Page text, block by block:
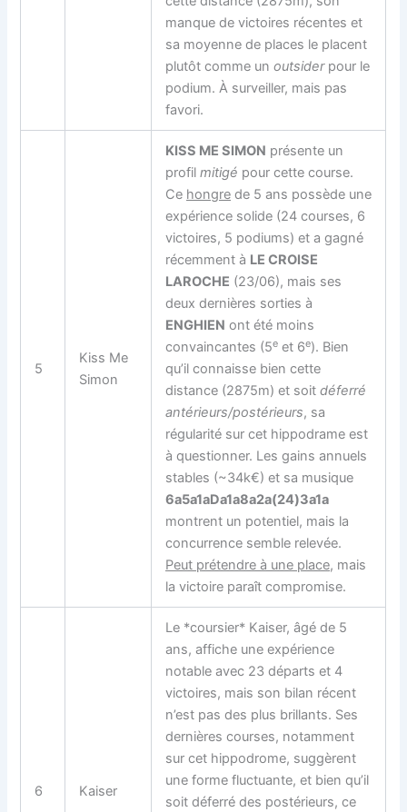
manque de victoires récentes et
sa moyenne de places le placent
plutôt comme unoutsiderpour le
podium. À surveiller, mais pas
favori.
5
Kiss Me
Simon
KISS ME SIMON présente un
profilmitigé pour cette course.
Ce hongre de 5 ans possède une
expérience solide (24 courses, 6
victoires, 5 podiums) et a gagné
récemment à LE CROISE
LAROCHE (23/06), mais ses
deux dernières sorties à
ENGHIEN ont été moins
convaincantes (5e et 6e). Bien
qu’il connaisse bien cette
distance (2875m) et soitdéferré
antérieurs/postérieurs, sa
régularité sur cet hippodrame est
à questionner. Les gains annuels
stables (~34k€) et sa musique
6a5a1aDa1a8a2a(24)3a1a
montrent un potentiel, mais la
concurrence semble relevée.
Peut prétendre à une place, mais
la victoire paraît compromise.
6 Kaiser
Le *coursier* Kaiser, âgé de 5
ans, affiche une expérience
notable avec 23 départs et 4
victoires, mais son bilan récent
n’est pas des plus brillants. Ses
dernières courses, notamment
sur cet hippodrome, suggèrent
une forme fluctuante, et bien qu’il
soit déferré des postérieurs, ce